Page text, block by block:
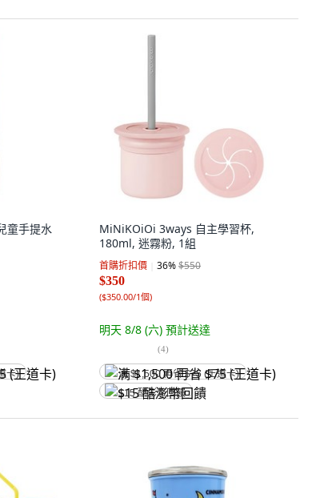
童手提水
卡)
MiNiKOiOi 3ways 自主學習杯,
180ml, 迷霧粉, 1組
首購折扣價 36%$550
$350
($350.00/1個)
明天 8/8 (六) 預計送達
(4)
满 $1,500 再省 $75 (王道卡)
$15 酷澎幣回饋